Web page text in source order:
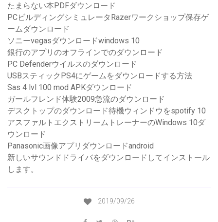
たまらない本PDFダウンロード
PCビルディングシミュレータRazerワークショップ保存ゲ
ームダウンロード
ソニーvegasダウンロードwindows 10
銀行のアプリのオフラインでのダウンロード
PC Defenderウイルスのダウンロード
USBスティックPS4にゲームをダウンロードする方法
Sas 4 lvl 100 mod APKダウンロード
ガールフレンド体験2009急流のダウンロード
デスクトップのダウンロード待機ウィンドウをspotify 10
アスファルトエクストリームトレーナーのWindows 10ダ
ウンロード
Panasonic画像アプリダウンロードandroid
新しいサウンドドライバをダウンロードしてインストール
します。
2019/09/26